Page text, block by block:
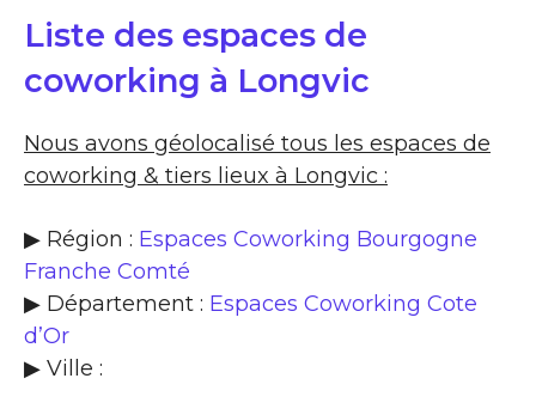
Liste des espaces de
coworking à Longvic
Nous avons géolocalisé tous les espaces de
coworking & tiers lieux à Longvic :
▶ Région : Espaces Coworking Bourgogne
Franche Comté
▶ Département : Espaces Coworking Cote
d’Or
▶ Ville :